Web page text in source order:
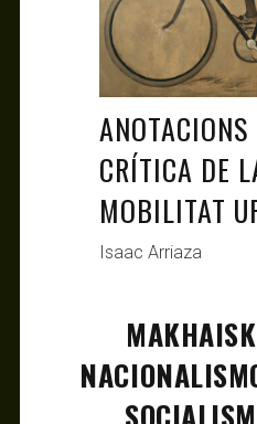
CRÍTICA DE
MOBILITAT
Isaac Arriaza
OCT 23, 2019